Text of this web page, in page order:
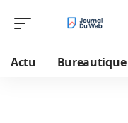
Actu Bureautique